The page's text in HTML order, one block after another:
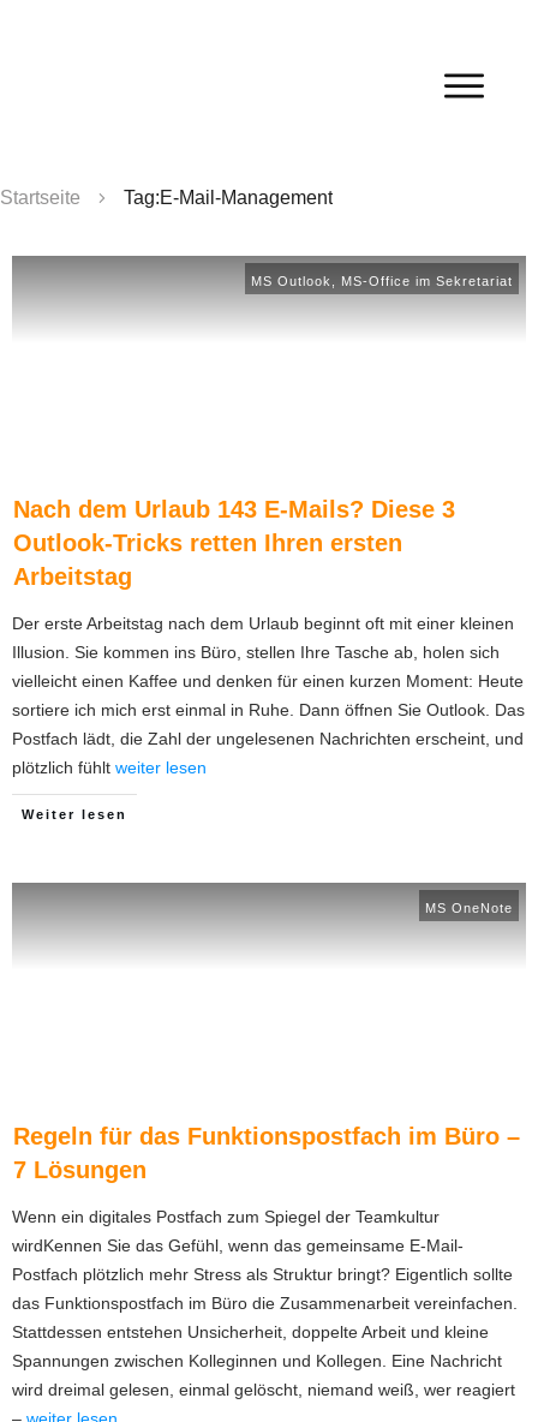
Startseite Tag:E-Mail-Management
MS Outlook MS-Office im Sekretariat
Nach dem Urlaub 143 E-Mails? Diese 3
Outlook-Tricks retten Ihren ersten
Arbeitstag
Der erste Arbeitstag nach dem Urlaub beginnt oft mit einer kleinen
Illusion. Sie kommen ins Büro, stellen Ihre Tasche ab, holen sich
vielleicht einen Kaffee und denken für einen kurzen Moment: Heute
sortiere ich mich erst einmal in Ruhe. Dann öffnen Sie Outlook. Das
Postfach lädt, die Zahl der ungelesenen Nachrichten erscheint, und
plötzlich fühlt weiter lesen
Weiter lesen
MS OneNote
Regeln für das Funktionspostfach im Büro –
7 Lösungen
Wenn ein digitales Postfach zum Spiegel der Teamkultur
wirdKennen Sie das Gefühl, wenn das gemeinsame E-Mail-
Postfach plötzlich mehr Stress als Struktur bringt? Eigentlich sollte
das Funktionspostfach im Büro die Zusammenarbeit vereinfachen.
Stattdessen entstehen Unsicherheit, doppelte Arbeit und kleine
Spannungen zwischen Kolleginnen und Kollegen. Eine Nachricht
wird dreimal gelesen, einmal gelöscht, niemand weiß, wer reagiert
– weiter lesen